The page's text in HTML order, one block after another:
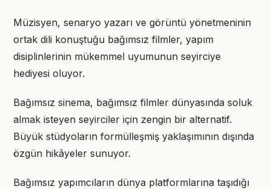
Müzisyen, senaryo yazarı ve görüntü yönetmeninin
ortak dili konuştuğu bağımsız filmler, yapım
disiplinlerinin mükemmel uyumunun seyirciye
hediyesi oluyor.
Bağımsız sinema, bağımsız filmler dünyasında soluk
almak isteyen seyirciler için zengin bir alternatif.
Büyük stüdyoların formülleşmiş yaklaşımının dışında
özgün hikâyeler sunuyor.
Bağımsız yapımcıların dünya platformlarına taşıdığı